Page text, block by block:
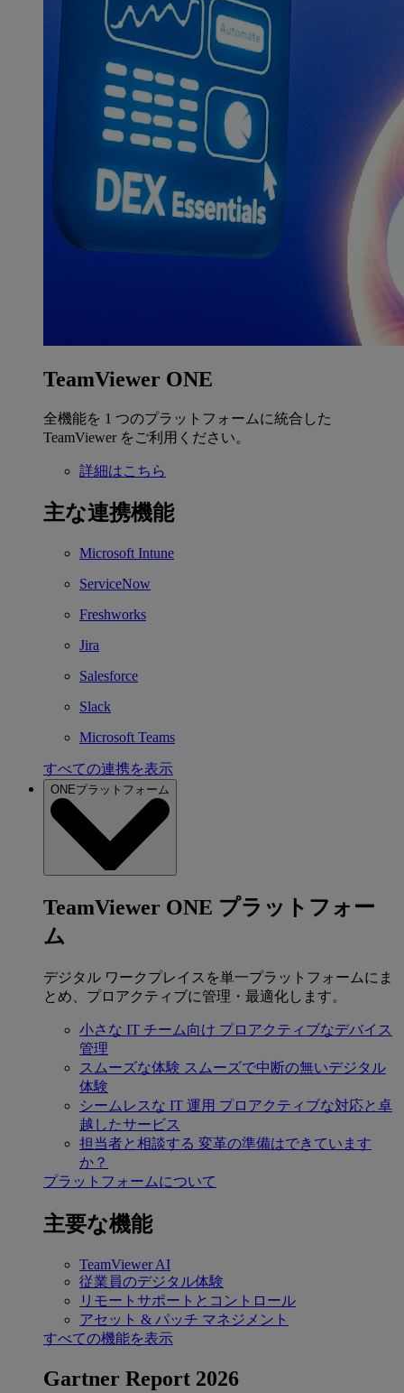
TeamViewer ONE
全機能を 1 つのプラットフォームに統合した
TeamViewer をご利用ください。
詳細はこちら
主な連携機能
Microsoft Intune
ServiceNow
Freshworks
Jira
Salesforce
Slack
Microsoft Teams
すべての連携を表示
ONEプラットフォーム
TeamViewer ONE プラットフォー
ム
デジタル ワークプレイスを単一プラットフォームにま
とめ、プロアクティブに管理・最適化します。
小さな IT チーム向け プロアクティブなデバイス
管理
スムーズな体験 スムーズで中断の無いデジタル
体験
シームレスな IT 運用 プロアクティブな対応と卓
越したサービス
担当者と相談する 変革の準備はできています
か？
プラットフォームについて
主要な機能
TeamViewer AI
従業員のデジタル体験
リモートサポートとコントロール
アセット & パッチ マネジメント
すべての機能を表示
Gartner Report 2026